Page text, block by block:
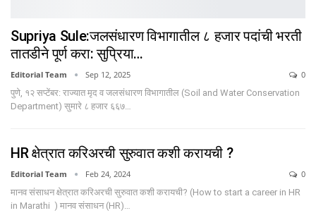
Supriya Sule:जलसंधारण विभागातील ८ हजार पदांची भरती
तातडीने पूर्ण करा: सुप्रिया…
Editorial Team Sep 12, 2025
0
पुणे, १२ सप्टेंबर: राज्यात मृद व जलसंधारण विभागातील (Soil and Water Conservation
Department) सुमारे ८ हजार ६६७…
HR क्षेत्रात करिअरची सुरुवात कशी करायची ?
Editorial Team Feb 24, 2024
0
मानव संसाधन क्षेत्रात करिअरची सुरुवात कशी करायची? (How to start a career in HR
in Marathi ) मानव संसाधन (HR)…